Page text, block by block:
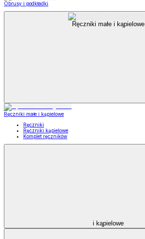
Obrusy i podkładki
Ręczniki małe i kąpielowe
Ręczniki małe i kąpielowe
Ręczniki
Ręczniki kąpielowe
Komplet ręczników
i kąpielowe